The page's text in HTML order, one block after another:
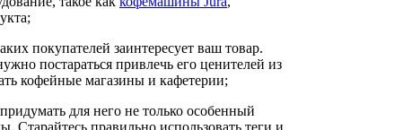
покупателей заинтересует ваш товар.
постараться привлечь его ценителей из
кофейные магазины и кафетерии;
для него не только особенный
Старайтесь правильно использовать теги и